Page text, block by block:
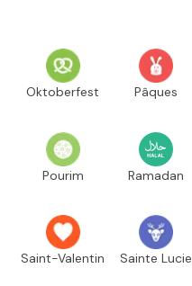
Oktoberfest Pâques
Pourim Ramadan
Saint-Valentin Sainte Lucie